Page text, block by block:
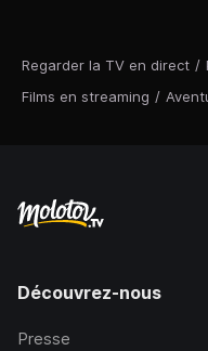
Regarder la TV en direct /
Films en streaming /
Découvrez-nous
Presse